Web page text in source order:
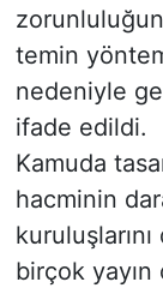
temin
nedeniyle
ifade edildi.
Kamuda
hacminin
birçok yayın